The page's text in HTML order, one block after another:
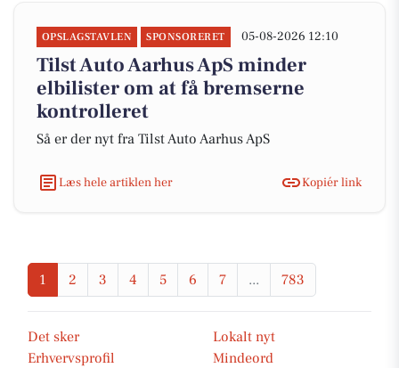
OPSLAGSTAVLEN SPONSORERET 05-08-2026 12:10
Tilst Auto Aarhus ApS minder
elbilister om at få bremserne
kontrolleret
Så er der nyt fra Tilst Auto Aarhus ApS
Læs hele artiklen her Kopiér link
1 2 3 4 5 6 7 ... 783
Det sker
Lokalt nyt
Erhvervsprofil
Mindeord